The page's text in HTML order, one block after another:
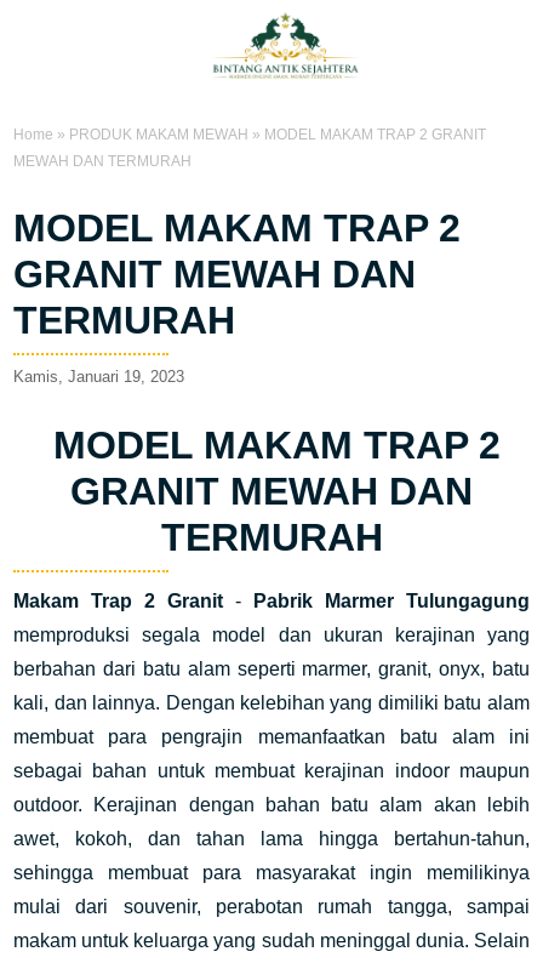
Home » PRODUK MAKAM MEWAH » MODEL MAKAM TRAP 2 GRANIT
MEWAH DAN TERMURAH
MODEL MAKAM TRAP 2
GRANIT MEWAH DAN
TERMURAH
Kamis, Januari 19, 2023
MODEL MAKAM TRAP 2
GRANIT MEWAH DAN
TERMURAH
Makam Trap 2 Granit -
Pabrik Marmer Tulungagung
memproduksi segala model dan ukuran kerajinan yang
berbahan dari batu alam seperti marmer, granit, onyx, batu
kali, dan lainnya. Dengan kelebihan yang dimiliki batu alam
membuat para pengrajin memanfaatkan batu alam ini
sebagai bahan untuk membuat kerajinan indoor maupun
outdoor. Kerajinan dengan bahan batu alam akan lebih
awet, kokoh, dan tahan lama hingga bertahun-tahun,
sehingga membuat para masyarakat ingin memilikinya
mulai dari souvenir, perabotan rumah tangga, sampai
makam untuk keluarga yang sudah meninggal dunia. Selain